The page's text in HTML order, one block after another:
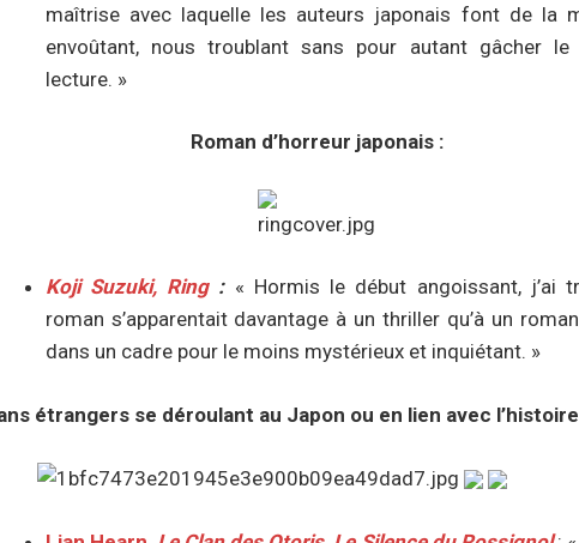
maîtrise avec laquelle les auteurs japonais font de la
envoûtant, nous troublant sans pour autant gâcher
lecture. »
Roman d’horreur japonais :
Koji Suzuki, Ring: « Hormis le début angoissant, j’ai
roman s’apparentait davantage à un thriller qu’à un roman
dans un cadre pour le moins mystérieux et inquiétant. »
étrangers se déroulant au Japon ou en lien avec